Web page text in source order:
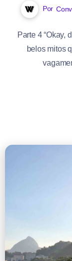
Por
Parte 4 “Okay,
belos mitos